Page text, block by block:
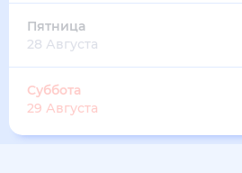
Пятница
28 Августа
Суббота
29 Августа